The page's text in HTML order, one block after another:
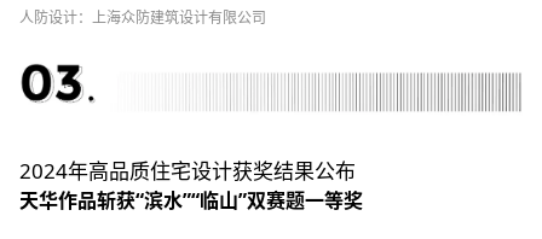
人防设计：上海众防建筑设计有限公司
2024年高品质住宅设计获奖结果公布
天华作品斩获“滨水”“临山”双赛题一等奖